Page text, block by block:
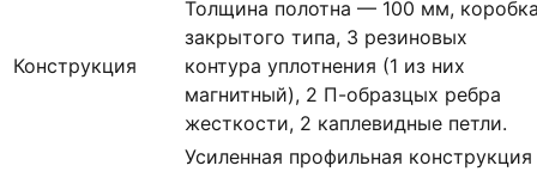
Конструкция
Толщина полотна — 100 мм,
закрытого типа, 3 резиновых
контура уплотнения (1 из них
магнитный), 2 П-образцых ребра
жесткости, 2 каплевидные петли.
Усиленная профильная конструкция